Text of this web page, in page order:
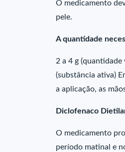
O medicamento
pele.
A quantidade
2 a 4 g
(substância ativa)
a aplicação, as
Diclofenaco
O medicamento
período matinal e